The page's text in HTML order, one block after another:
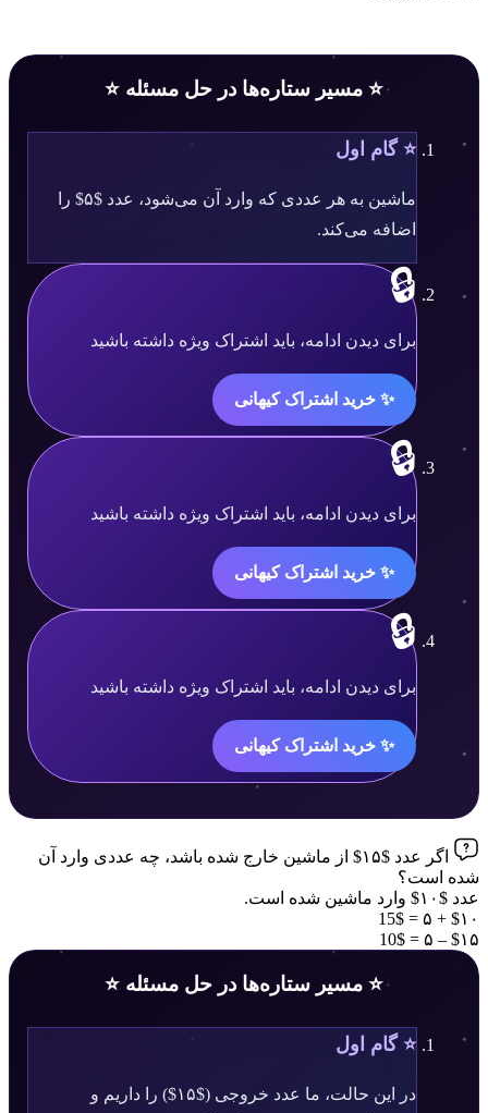
⭐ مسیر ستاره‌ها در حل مسئله ⭐
⭐ گام اول
ماشین به هر عددی که وارد آن می‌شود، عدد $۵$ را
اضافه می‌کند.
🔒
محتوا
قفل
شده
است.
برای دیدن ادامه، باید اشتراک ویژه داشته باشید
✨ خرید اشتراک کیهانی
🔒
محتوا
قفل
شده
است.
برای دیدن ادامه، باید اشتراک ویژه داشته باشید
✨ خرید اشتراک کیهانی
🔒
محتوا
قفل
شده
است.
برای دیدن ادامه، باید اشتراک ویژه داشته باشید
✨ خرید اشتراک کیهانی
اگر عدد $۱۵$ از ماشین خارج شده باشد، چه عددی وارد آن
شده است؟
عدد $۱۰$ وارد ماشین شده است.
$۱۰ + ۵ = 15$
$۱۵ – ۵ = 10$
⭐ مسیر ستاره‌ها در حل مسئله ⭐
⭐ گام اول
در این حالت، ما عدد خروجی ($۱۵$) را داریم و